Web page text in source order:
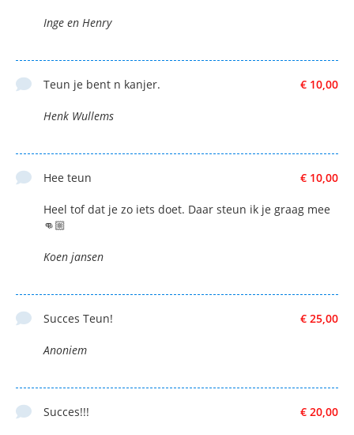
Inge en Henry
€ 10,00
Teun je bent n kanjer.
Henk Wullems
€ 10,00
Hee teun
Heel tof dat je zo iets doet. Daar steun ik je graag mee
👊🏼
Koen jansen
€ 25,00
Succes Teun!
Anoniem
€ 20,00
Succes!!!